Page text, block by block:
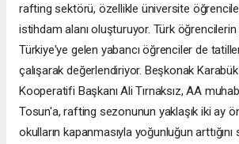
rafting sektörü, özellikle üniversite
istihdam alanı oluşturuyor. Türk öğrencilerin
Türkiye'ye gelen yabancı öğrenciler de
çalışarak değerlendiriyor. Beşkonak
Kooperatifi Başkanı Ali Tırnaksız, AA
Tosun'a, rafting sezonunun yaklaşık iki ay
okulların kapanmasıyla yoğunluğun arttığını